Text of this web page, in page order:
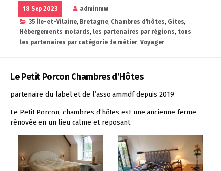
18 Sep 2023
adminmw
35 Île-et-Vilaine, Bretagne, Chambres d'hôtes, Gites,
Hébergements motards, les partenaires par régions, tous
les partenaires par catégorie de métier, Voyager
Le Petit Porcon Chambres d’Hôtes
partenaire du label et de l’asso ammdf depuis 2019
Le Petit Porcon, chambres d’hôtes est une ancienne ferme
rénovée en un lieu calme et reposant